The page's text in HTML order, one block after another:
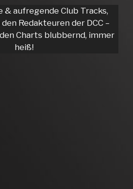
& aufregende Club Tracks,
Redakteuren der DCC –
Charts blubbernd, immer
heiß!